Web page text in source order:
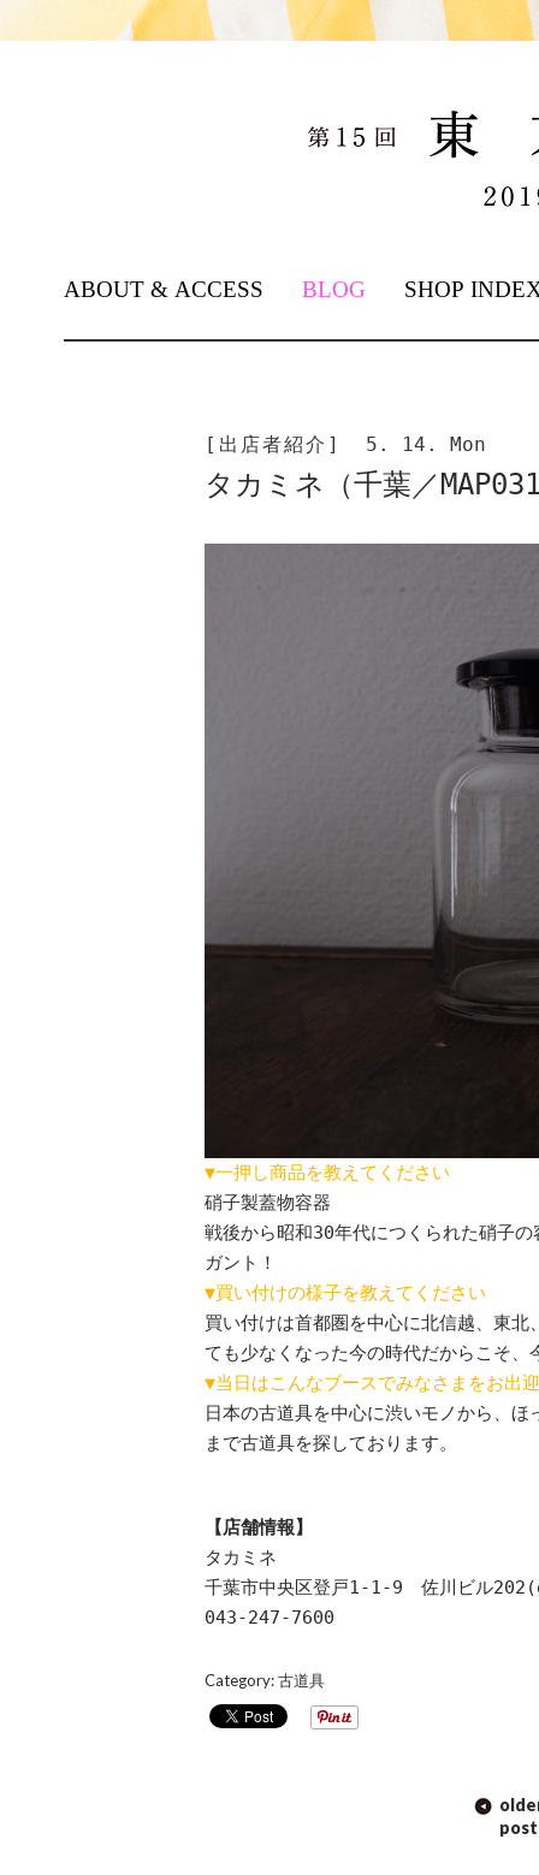
ABOUT & ACCESS BLOG SHOP
[出店者紹介] 5. 14. Mon
タカミネ（千葉／
▼一押し商品を教えてください
硝子製蓋物容器
戦後から昭和30年代につくられた硝子
ガント！
▼買い付けの様子を教えてください
買い付けは首都圏を中心に北信越、東
ても少なくなった今の時代だからこそ
▼当日はこんなブースでみなさまをお出
日本の古道具を中心に渋いモノから、
まで古道具を探しております。
【店舗情報】
タカミネ
千葉市中央区登戸1-1-9 佐川ビル
043-247-7600
Category:古道具
POST NAVIGATION